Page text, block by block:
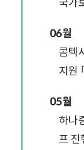
국가
06월
콤텍
지원
05월
하나
프 진